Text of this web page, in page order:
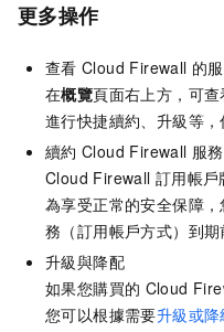
更多操作
查看 Cloud Firewall 的
在概覽頁面右上方，可查
進行快捷續約、升級等
續約 Cloud Firewall 服務
Cloud Firewall 訂用帳戶
為享受正常的安全保障
務（訂用帳戶方式）到期
升級與降配
如果您購買的 Cloud
您可以根據需要升級或降